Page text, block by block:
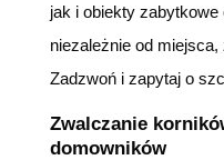
jak i obiekty zabytkowe
niezależnie od
Zadzwoń i zapytaj o
Zwalczanie
domowników